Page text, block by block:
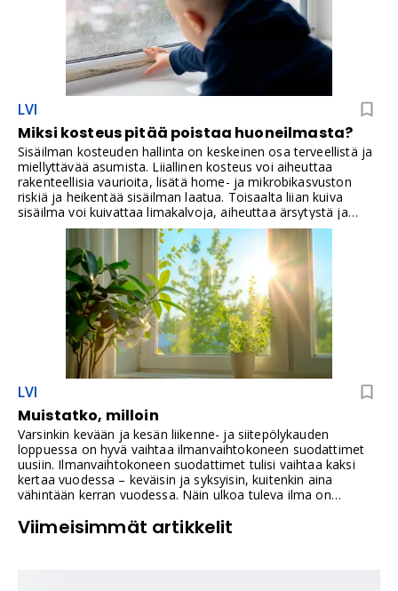
LVI
Miksi kosteus pitää poistaa huoneilmasta?
Sisäilman kosteuden hallinta on keskeinen osa terveellistä ja
miellyttävää asumista. Liiallinen kosteus voi aiheuttaa
rakenteellisia vaurioita, lisätä home- ja mikrobikasvuston
riskiä ja heikentää sisäilman laatua. Toisaalta liian kuiva
sisäilma voi kuivattaa limakalvoja, aiheuttaa ärsytystä ja
lisätä pölyn määrää. Siksi kosteusolosuhteiden pitäminen
sopivissa rajoissa on tärkeää – ja siinä ilmanvaihdolla on
ratkaiseva rooli.Jos sisäilma tuntuu tunkkaiselta ja oireilu
lisääntyy, kyse ei aina ole rakenteiden vauriosta. Myös
ilmanvaihdon epätasapaino ja alipaine voivat kuljettaa
epäpuhtauksia sisäilmaan.
LVI
Muistatko, milloin
Varsinkin kevään ja kesän liikenne- ja siitepölykauden
loppuessa on hyvä vaihtaa ilmanvaihtokoneen suodattimet
uusiin. Ilmanvaihtokoneen suodattimet tulisi vaihtaa kaksi
kertaa vuodessa – keväisin ja syksyisin, kuitenkin aina
vähintään kerran vuodessa. Näin ulkoa tuleva ilma on
Viimeisimmät artikkelit